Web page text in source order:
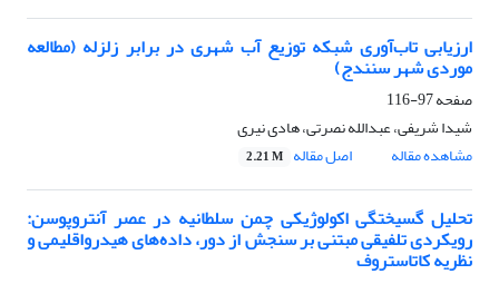
ارزیابی تاب‌آوری شبکه توزیع آب شهری در برابر زلزله (مطالعه
موردی شهر سنندج)
صفحه97-116
شیدا شریفی، عبدالله نصرتی، هادی نیری
مشاهده مقاله
اصل مقاله 2.21 M
تحلیل گسیختگی اکولوژیکی چمن سلطانیه در عصر آنتروپوسن:
رویکردی تلفیقی مبتنی بر سنجش از دور، داده‌های هیدرواقلیمی و
نظریه کاتاستروف